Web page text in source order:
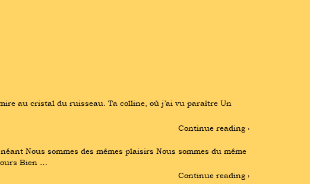
au cristal du ruisseau. Ta colline, où j’ai vu paraître Un
Continue reading ›
Nous sommes des mêmes plaisirs Nous sommes du même
Bien …
Continue reading ›